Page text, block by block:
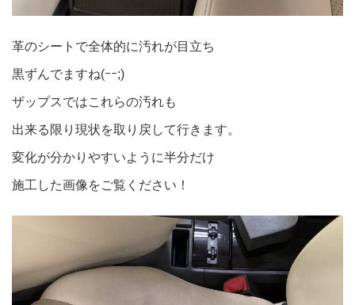
革のシートで全体的に汚れが目立ち
黒ずんでますね(ｰｰ;)
ザップスではこれらの汚れも
出来る限り現状を取り戻して行きます。
変化が分かりやすいように半分だけ
施工した画像をご覧ください！